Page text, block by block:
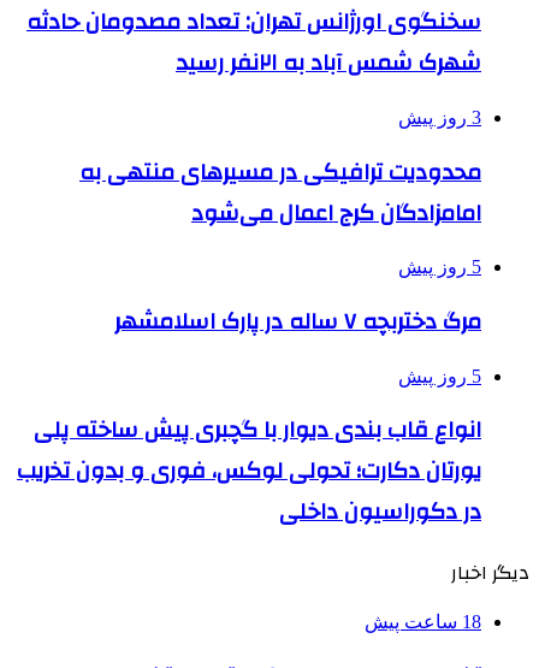
سخنگوی اورژانس تهران: تعداد مصدومان حادثه
شهرک شمس آباد به ۲۱نفر رسید
3 روز پیش
محدودیت ترافیکی در مسیرهای منتهی به
امامزادگان کرج اعمال می‌شود
5 روز پیش
مرگ دختربچه ۷ ساله در پارک اسلامشهر
5 روز پیش
انواع قاب بندی دیوار با گچبری پیش ساخته پلی
یورتان دکارت؛ تحولی لوکس، فوری و بدون تخریب
در دکوراسیون داخلی
دیگر اخبار
18 ساعت پیش